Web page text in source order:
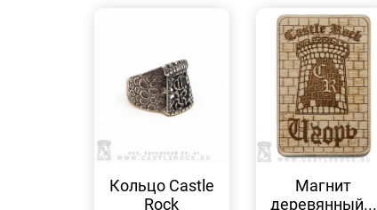
ПРОСМОТР
Кольцо Castle
Rock
Магнит
деревянный...